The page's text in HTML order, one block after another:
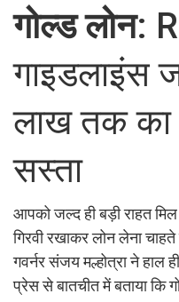
गोल्ड लोन:
गाइडलाइंस
लाख तक का
सस्ता
आपको जल्द ही बड़ी राहत
गिरवी रखाकर लोन लेना
गवर्नर संजय मल्होत्रा ने हाल
प्रेस से बातचीत में बताया कि